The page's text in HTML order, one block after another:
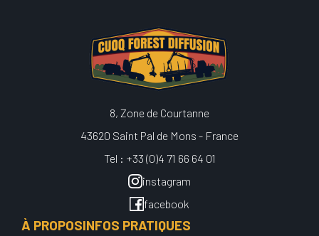
8, Zone de Courtanne
43620 Saint Pal de Mons - France
Tel : +33 (0)4 71 66 64 01
instagram
facebook
À PROPOSINFOS PRATIQUES